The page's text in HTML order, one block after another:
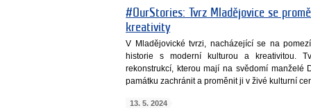
#OurStories: Tvrz Mladějovice se
kreativity
V Mladějovické tvrzi, nacházející se na
historie s moderní kulturou a kreativitou.
rekonstrukcí, kterou mají na svědomí manželé
památku zachránit a proměnit ji v živé kulturní
13. 5. 2024